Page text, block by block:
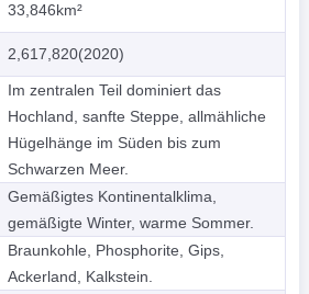
33,846km²
2,617,820(2020)
Im zentralen Teil dominiert das
Hochland, sanfte Steppe, allmähliche
Hügelhänge im Süden bis zum
Schwarzen Meer.
Gemäßigtes Kontinentalklima,
gemäßigte Winter, warme Sommer.
Braunkohle, Phosphorite, Gips,
Ackerland, Kalkstein.